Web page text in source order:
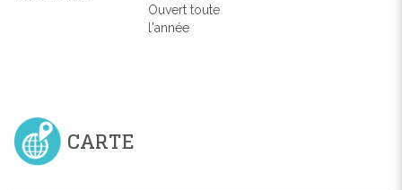
Ouvert toute
l'année
CARTE